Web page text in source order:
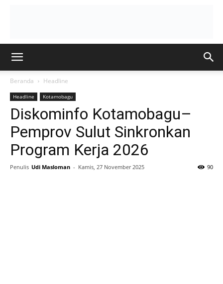
Beranda Headline
Headline Kotamobagu
Diskominfo Kotamobagu–
Pemprov Sulut Sinkronkan
Program Kerja 2026
Penulis Udi Masloman - Kamis, 27 November 2025 90